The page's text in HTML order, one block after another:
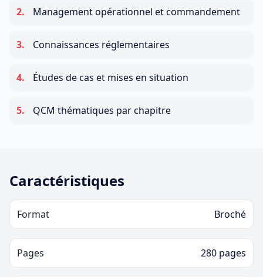
2. Management opérationnel et commandement
3. Connaissances réglementaires
4. Études de cas et mises en situation
5. QCM thématiques par chapitre
Caractéristiques
Format Broché
Pages 280 pages